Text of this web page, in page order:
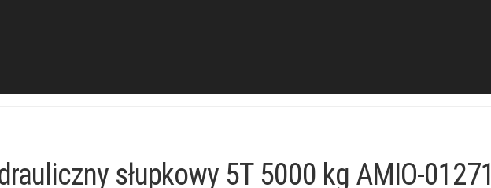
słupkowy 5T 5000 kg AMIO-01271